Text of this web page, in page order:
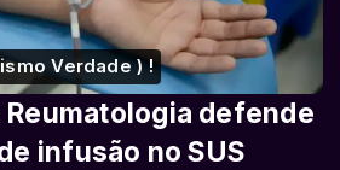
Verdade ) !
defende
infusão no SUS